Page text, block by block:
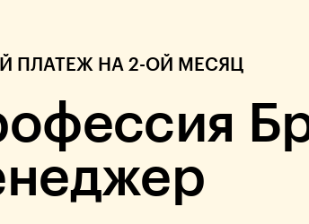
ПЛАТЕЖ НА 2-ОЙ МЕСЯЦ